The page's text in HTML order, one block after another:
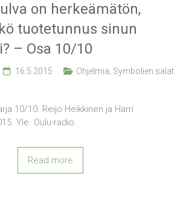
on herkeämätön,
tuotetunnus sinun
– Osa 10/10
16.5.2015 Ohjelmia Symbolien salat
10/10. Reijo Heikkinen ja Harri
Yle. Oulu-radio.
Read more